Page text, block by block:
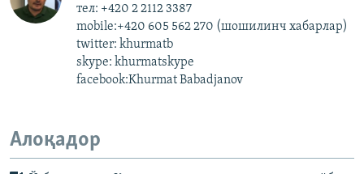
тел: +420 2 2112 3387
mobile:+420 605 562 270 (шошилинч хабарлар)
twitter: khurmatb
skype: khurmatskype
facebook:Khurmat Babadjanov
Алоқадор